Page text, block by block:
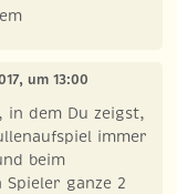
um 13:00
in dem Du zeigst,
immer
beim
ganze 2